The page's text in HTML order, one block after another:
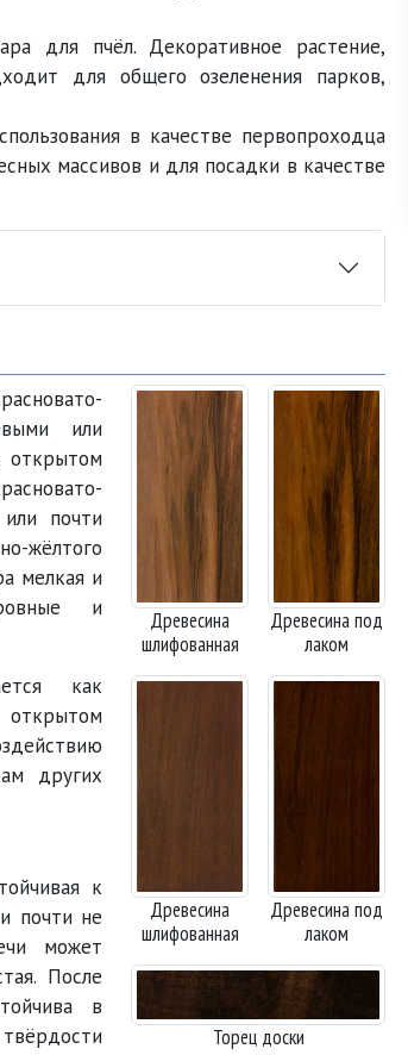
для пчёл. Декоративное растение,
для общего озеленения парков,
в качестве первопроходца
массивов и для посадки в качестве
Древесина
шлифованная
Древесина под
лаком
Древесина
шлифованная
Древесина под
лаком
Торец доски
или
почти
жёлтого
мелкая и
и
как
других
к
почти не
может
После
в